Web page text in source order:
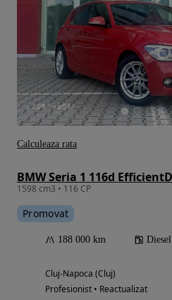
1598 cm3 • 116 CP
Promovat
188 000 km Diesel
Cluj-Napoca (Cluj)
Profesionist • Reactualizat
Calculeaza rata